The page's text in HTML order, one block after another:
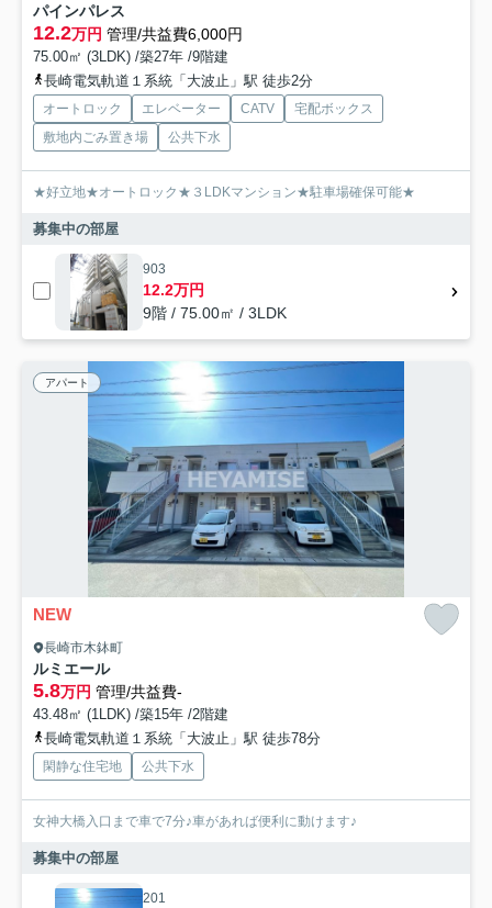
パインパレス
12.2万円 管理/共益費6,000円
75.00㎡ (3LDK) /築27年 /9階建
長崎電気軌道１系統「大波止」駅 徒歩2分
オートロック エレベーター CATV
宅配ボックス
敷地内ごみ置き場
公共下水
★好立地★オートロック★３LDKマンション★駐車場確保可能★
募集中の部屋
903
12.2万円
9階 / 75.00㎡ / 3LDK
アパート
NEW
長崎市木鉢町
ルミエール
5.8万円 管理/共益費-
43.48㎡ (1LDK) /築15年 /2階建
長崎電気軌道１系統「大波止」駅 徒歩78分
閑静な住宅地 公共下水
女神大橋入口まで車で7分♪車があれば便利に動けます♪
募集中の部屋
201